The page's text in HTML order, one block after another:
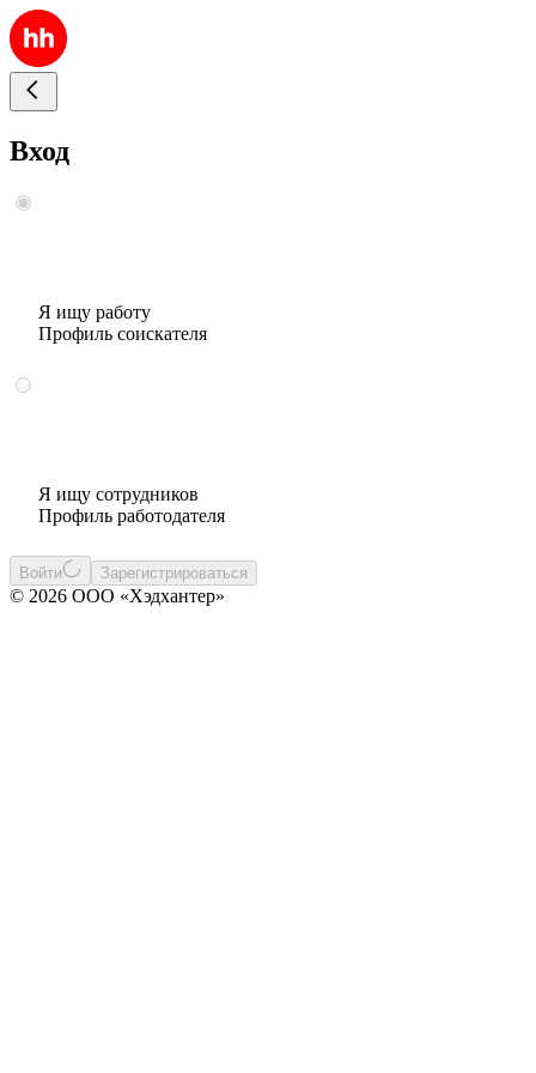
Вход
Я ищу работу
Профиль соискателя
Я ищу сотрудников
Профиль работодателя
Войти Зарегистрироваться
© 2026 ООО «Хэдхантер»